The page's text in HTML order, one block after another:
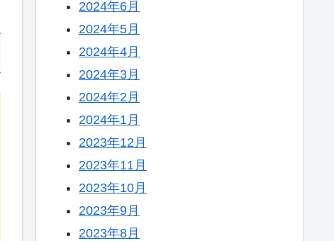
2024年6月
2024年5月
2024年4月
2024年3月
2024年2月
2024年1月
2023年12月
2023年11月
2023年10月
2023年9月
2023年8月